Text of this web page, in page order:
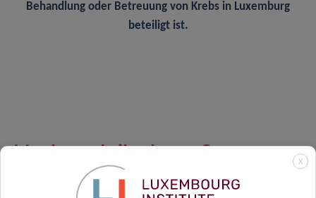
Behandlung oder Betreuung von Krebs in Luxemburg
beteiligt ist.
Wer kann teilnehmen?
Scannen Sie den oderbesuchen Sie den
X